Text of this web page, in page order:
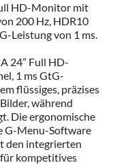
HD-Monitor mit
200 Hz, HDR10
Leistung von 1 ms.
24” Full HD-
1 ms GtG-
flüssiges, präzises
während
Die ergonomische
G-Menu-Software
den integrierten
kompetitives